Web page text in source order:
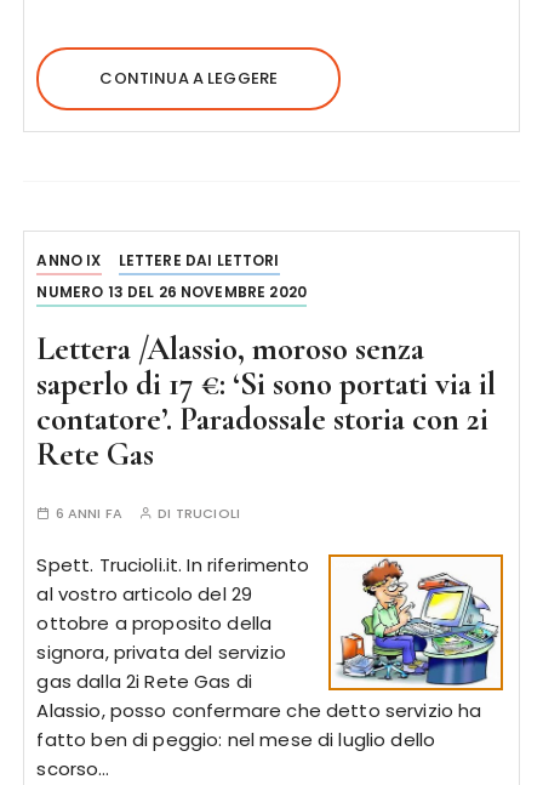
CONTINUA A LEGGERE
ANNO IX
LETTERE DAI LETTORI
NUMERO 13 DEL 26 NOVEMBRE 2020
Lettera /Alassio, moroso senza
saperlo di 17 €: ‘Si sono portati via il
contatore’. Paradossale storia con 2i
Rete Gas
6 ANNI FA DI TRUCIOLI
Spett. Trucioli.it. In riferimento
al vostro articolo del 29
ottobre a proposito della
signora, privata del servizio
gas dalla 2i Rete Gas di
Alassio, posso confermare che detto servizio ha
fatto ben di peggio: nel mese di luglio dello
scorso…